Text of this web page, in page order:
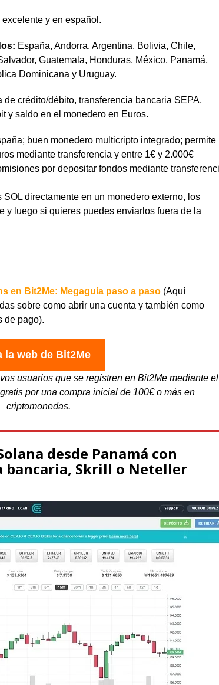
y en español.
España, Andorra, Argentina, Bolivia, Chile,
Guatemala, Honduras, México, Panamá,
Dominicana y Uruguay.
de crédito/débito, transferencia bancaria SEPA,
y saldo en el monedero en Euros.
buen monedero multicripto integrado; permite
mediante transferencia y entre 1€ y 2.000€
por depositar fondos mediante
SOL directamente en un monedero externo, los
y luego si quieres puedes enviarlos fuera de la
en Bit2Me: Megaguía paso a paso (Aquí
sobre como abrir una cuenta y también como
de pago).
la web de Bit2Me
usuarios que se registren en Bit2Me mediante el
por una compra inicial de 100€ o más en
criptomonedas.
desde Panamá con
Skrill o Neteller